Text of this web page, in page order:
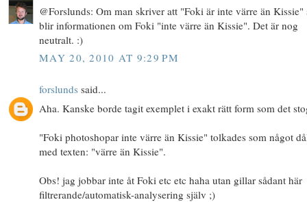
@Forslunds: Om man skriver att "Foki är inte värre än Kissie"
blir informationen om Foki "inte värre än Kissie". Det är nog
neutralt. :)
MAY 20, 2010 AT 9:29 PM
forslunds said...
Aha. Kanske borde tagit exemplet i exakt rätt form som det
"Foki photoshopar inte värre än Kissie" tolkades som något
med texten: "värre än Kissie".
Obs! jag jobbar inte åt Foki etc etc haha utan gillar sådant här
filtrerande/automatisk-analysering själv ;)